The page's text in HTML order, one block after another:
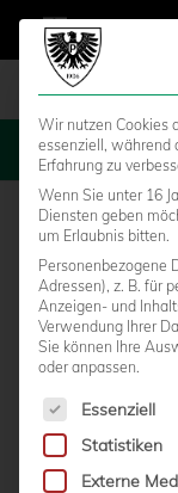
SÖREN
Wir nutzen Cookies
essenziell, während
Erfahrung zu
Wenn Sie unter 16
Diensten geben
um Erlaubnis bitten.
Personenbezogene
Adressen), z. B. für
Anzeigen- und
Verwendung Ihrer
Sie können Ihre
oder anpassen.
Es folgt eine
Essenziell
Statistiken
Externe